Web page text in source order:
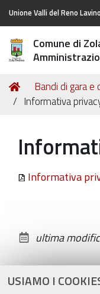
USIAMO I
Unione Valli del Reno
Comune di
Tu
sei
Home
Bandi di gara
Informativa
Informativa
documento
ultima